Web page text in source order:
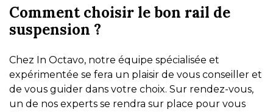
Comment choisir le bon rail de
suspension ?
Chez In Octavo, notre équipe spécialisée et
expérimentée se fera un plaisir de vous conseiller et
de vous guider dans votre choix. Sur rendez-vous,
un de nos experts se rendra sur place pour vous